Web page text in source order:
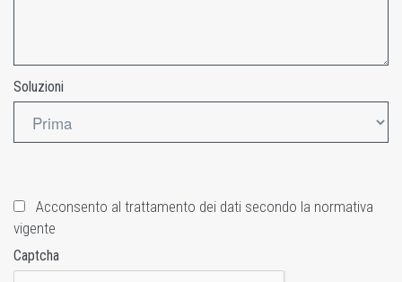
Soluzioni
Acconsento al trattamento dei dati secondo la normativa
vigente
Captcha